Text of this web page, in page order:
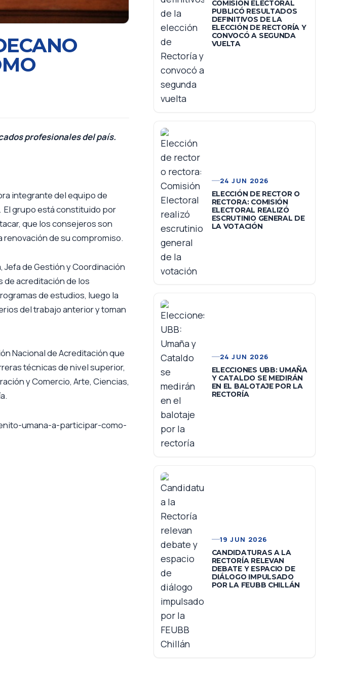
profesionales del país.
integrante del equipo de
El grupo está constituido por
que los consejeros son
de su compromiso.
Jefa de Gestión y Coordinación
de acreditación de los
de estudios, luego la
del trabajo anterior y toman
Nacional de Acreditación que
técnicas de nivel superior,
y Comercio, Arte, Ciencias,
umana-a-participar-como-
COMISIÓN ELECTORAL
PUBLICÓ RESULTADOS
DEFINITIVOS DE LA
ELECCIÓN DE RECTORÍA Y
CONVOCÓ A SEGUNDA
VUELTA
24 JUN 2026
ELECCIÓN DE RECTOR O
RECTORA: COMISIÓN
ELECTORAL REALIZÓ
ESCRUTINIO GENERAL DE
LA VOTACIÓN
24 JUN 2026
ELECCIONES UBB: UMAÑA
Y CATALDO SE MEDIRÁN
EN EL BALOTAJE POR LA
RECTORÍA
19 JUN 2026
CANDIDATURAS A LA
RECTORÍA RELEVAN
DEBATE Y ESPACIO DE
DIÁLOGO IMPULSADO
POR LA FEUBB CHILLÁN